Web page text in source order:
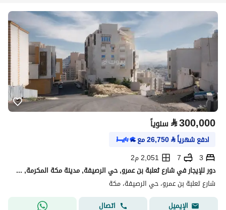
⃁300,000 سنوياً
ادفع شهرياً⃁
26,750مع
3
7
2,051 م2
دور للإيجار في شارع ثعلبة بن عمرو, حي الرصيفة, مدينة مكة المكرمة, منطقة مكة المكرمة
شارع ثعلبة بن عمرو، حي الرصيفة، مكة
الإيميل
اتصال